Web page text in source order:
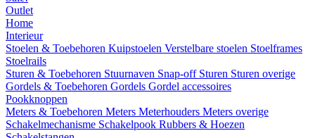
Outlet
Home
Interieur
Stoelen & Toebehoren Kuipstoelen Verstelbare stoelen Stoelframes
Stoelrails
Sturen & Toebehoren Stuurnaven Snap-off Sturen Sturen overige
Gordels & Toebehoren Gordels Gordel accessoires
Pookknoppen
Meters & Toebehoren Meters Meterhouders Meters overige
Schakelmechanisme Schakelpook Rubbers & Hoezen